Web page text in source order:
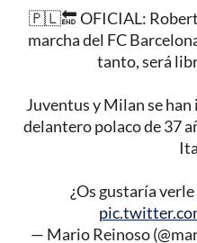
🇵🇱🔚 OFICIAL: Robert
marcha del FC
tanto, será
Juventus y Milan se
delantero polaco de 37
¿Os gustaría
— Mario Reinoso